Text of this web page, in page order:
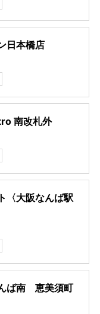
日本橋店
南改札外
〈大阪なんば駅
ば南 恵美須町